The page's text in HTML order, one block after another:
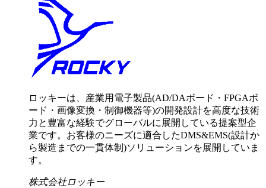
ロッキーは、産業用電子製品(AD/DAボード・FPGAボ
ード・画像変換・制御機器等)の開発設計を高度な技術
力と豊富な経験でグローバルに展開している提案型企
業です。お客様のニーズに適合したDMS&EMS(設計か
ら製造までの一貫体制)ソリューションを展開していま
す。
株式会社ロッキー